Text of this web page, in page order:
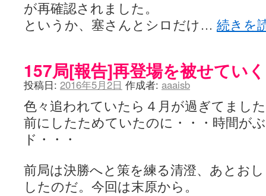
が再確認されました。
というか、塞さんとシロだけ… 続きを
157局[報告]再登場を被せてい
投稿日: 2016年5月2日 作成者: aaaisb
色々追われていたら４月が過ぎてまし
前にしたためていたのに・・・時間が
ド・・・
前局は決勝へと策を練る清澄、あとお
したのだ。今回は末原から。